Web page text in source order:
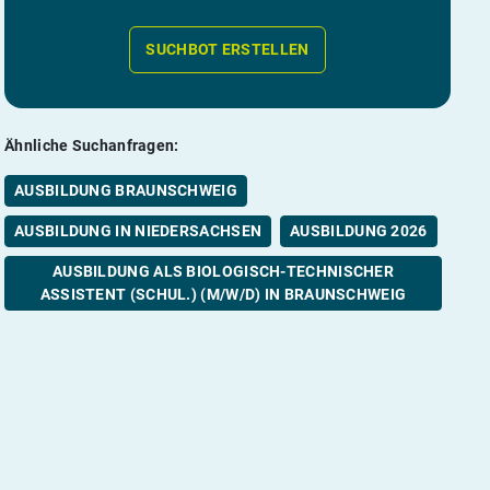
SUCHBOT ERSTELLEN
Ähnliche Suchanfragen:
AUSBILDUNG BRAUNSCHWEIG
AUSBILDUNG IN NIEDERSACHSEN AUSBILDUNG 2026
AUSBILDUNG ALS BIOLOGISCH-TECHNISCHER
ASSISTENT (SCHUL.) (M/W/D) IN BRAUNSCHWEIG